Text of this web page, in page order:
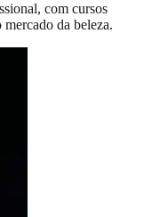
com cursos
mercado da beleza.